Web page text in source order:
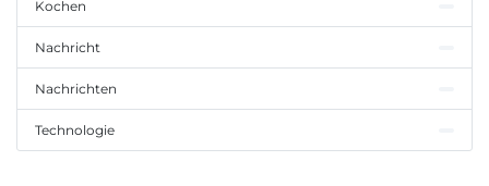
Kochen
Nachricht
Nachrichten
Technologie